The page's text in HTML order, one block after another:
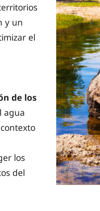
y un
el
de los
agua
los
del